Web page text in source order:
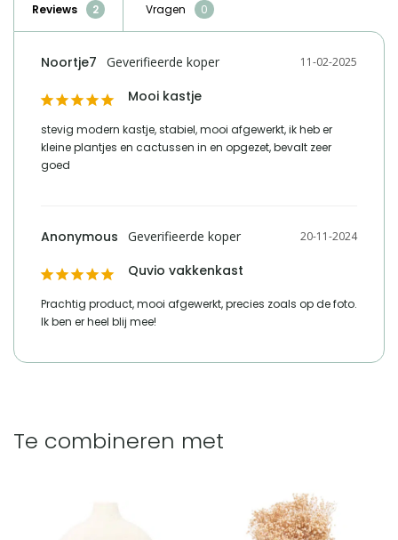
marktdeelnemer in de eu
marktdeelnemer in de eu
marktdeelnemer in de eu
geschikt is om spullen overzichtelijk te plaatsen.
Reviews Vragen
11-02-2025
Noortje7
Mooi kastje
stevig modern kastje, stabiel, mooi afgewerkt, ik heb er
kleine plantjes en cactussen in en opgezet, bevalt zeer
goed
20-11-2024
Anonymous
Quvio vakkenkast
Prachtig product, mooi afgewerkt, precies zoals op de foto.
Ik ben er heel blij mee!
Te combineren met